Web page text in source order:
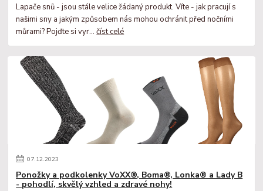
Lapače snů - jsou stále velice žádaný produkt. Víte - jak pracují s
našimi sny a jakým způsobem nás mohou ochránit před nočními
můrami? Pojďte si vyr...číst celé
07.12.2023
Ponožky a podkolenky VoXX®, Boma®, Lonka® a Lady B
- pohodlí, skvělý vzhled a zdravé nohy!